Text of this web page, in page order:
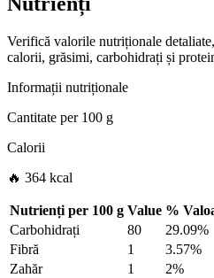
Verifică valorile nutriționale
calorii, grăsimi, carbohidrați și
Informații nutriționale
Cantitate per100 g
Calorii
🔥 364 kcal
Nutrienți per 100 g Value %
Carbohidrați
80
29.09%
Fibră
1
3.57%
Zahăr
1
2%